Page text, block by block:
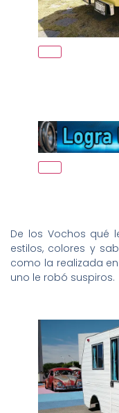
De los Vochos qué
estilos, colores y
como la realizada
uno le robó suspiros.